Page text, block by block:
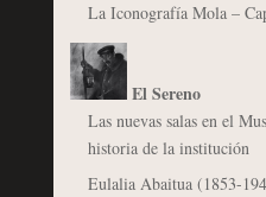
La Iconografía Mola –
El Sereno
Las nuevas salas en el
historia de la institución
Eulalia Abaitua (1853-